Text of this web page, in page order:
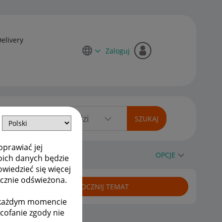
jej
danych będzie
się więcej
odświeżona.
momencie
zgody nie
Zaloguj
OPCJE
ROZPOCZNIJ TEMAT